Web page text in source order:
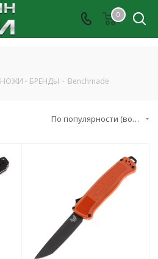
0
НОЖИ - БРЕНДЫ - Benchmade
По популярности (возрастание)